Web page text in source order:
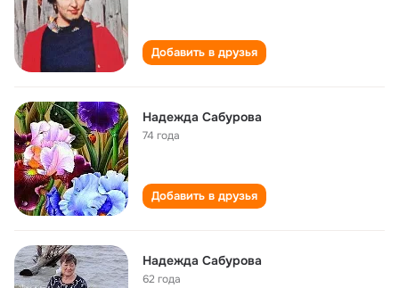
Добавить в друзья
Надежда Сабурова
74 года
Добавить в друзья
Надежда Сабурова
62 года